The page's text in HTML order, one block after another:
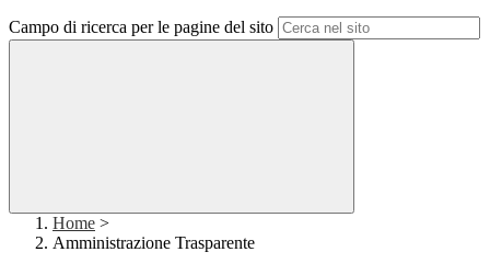
Campo di ricerca per le pagine del sito
Home >
Amministrazione Trasparente